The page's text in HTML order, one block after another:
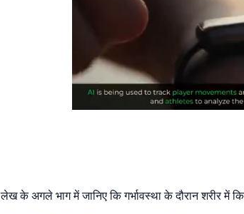
लेख के अगले भाग में जानिए कि गर्भावस्था के दौरान शरीर में